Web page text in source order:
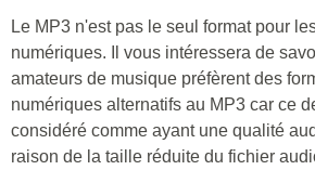
Le MP3 n'est pas le seul format pour
numériques. Il vous intéressera de
amateurs de musique préfèrent des
numériques alternatifs au MP3 car ce
considéré comme ayant une qualité
raison de la taille réduite du fichier